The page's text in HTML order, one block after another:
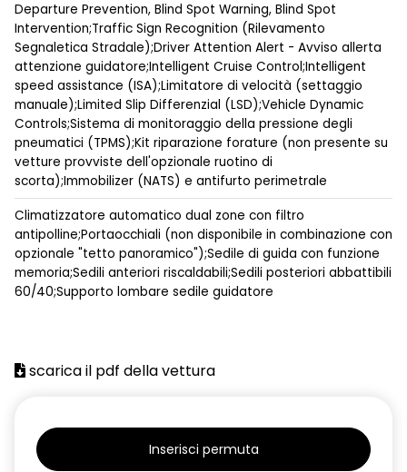
Departure Prevention, Blind Spot Warning, Blind Spot
Intervention;Traffic Sign Recognition (Rilevamento
Segnaletica Stradale);Driver Attention Alert - Avviso allerta
attenzione guidatore;Intelligent Cruise Control;Intelligent
speed assistance (ISA);Limitatore di velocità (settaggio
manuale);Limited Slip Differenzial (LSD);Vehicle Dynamic
Controls;Sistema di monitoraggio della pressione degli
pneumatici (TPMS);Kit riparazione forature (non presente su
vetture provviste dell'opzionale ruotino di
scorta);Immobilizer (NATS) e antifurto perimetrale
Climatizzatore automatico dual zone con filtro
antipolline;Portaocchiali (non disponibile in combinazione con
opzionale "tetto panoramico");Sedile di guida con funzione
memoria;Sedili anteriori riscaldabili;Sedili posteriori abbattibili
60/40;Supporto lombare sedile guidatore
scarica il pdf della vettura
Inserisci permuta